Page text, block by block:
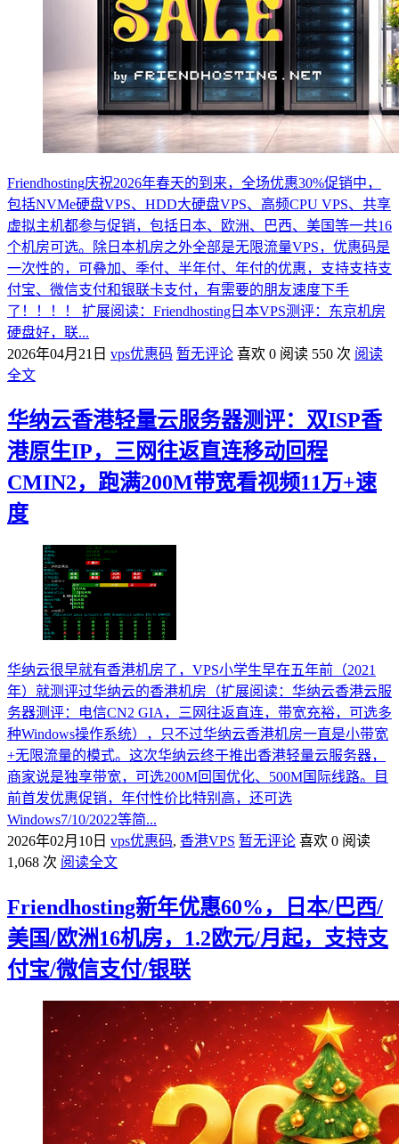
Friendhosting庆祝2026年春天的到来，全场优惠30%促销中，
包括NVMe硬盘VPS、HDD大硬盘VPS、高频CPU VPS、共享
虚拟主机都参与促销，包括日本、欧洲、巴西、美国等一共16
个机房可选。除日本机房之外全部是无限流量VPS，优惠码是
一次性的，可叠加、季付、半年付、年付的优惠，支持支持支
付宝、微信支付和银联卡支付，有需要的朋友速度下手
了！！！！ 扩展阅读：Friendhosting日本VPS测评：东京机房
硬盘好，联...
2026年04月21日 vps优惠码 暂无评论 喜欢 0 阅读 550 次 阅读
全文
华纳云香港轻量云服务器测评：双ISP香
港原生IP，三网往返直连移动回程
CMIN2，跑满200M带宽看视频11万+速
度
华纳云很早就有香港机房了，VPS小学生早在五年前（2021
年）就测评过华纳云的香港机房（扩展阅读：华纳云香港云服
务器测评：电信CN2 GIA，三网往返直连，带宽充裕，可选多
种Windows操作系统），只不过华纳云香港机房一直是小带宽
+无限流量的模式。这次华纳云终于推出香港轻量云服务器，
商家说是独享带宽，可选200M回国优化、500M国际线路。目
前首发优惠促销，年付性价比特别高，还可选
Windows7/10/2022等简...
2026年02月10日 vps优惠码, 香港VPS 暂无评论 喜欢 0 阅读
1,068 次 阅读全文
Friendhosting新年优惠60%，日本/巴西/
美国/欧洲16机房，1.2欧元/月起，支持支
付宝/微信支付/银联